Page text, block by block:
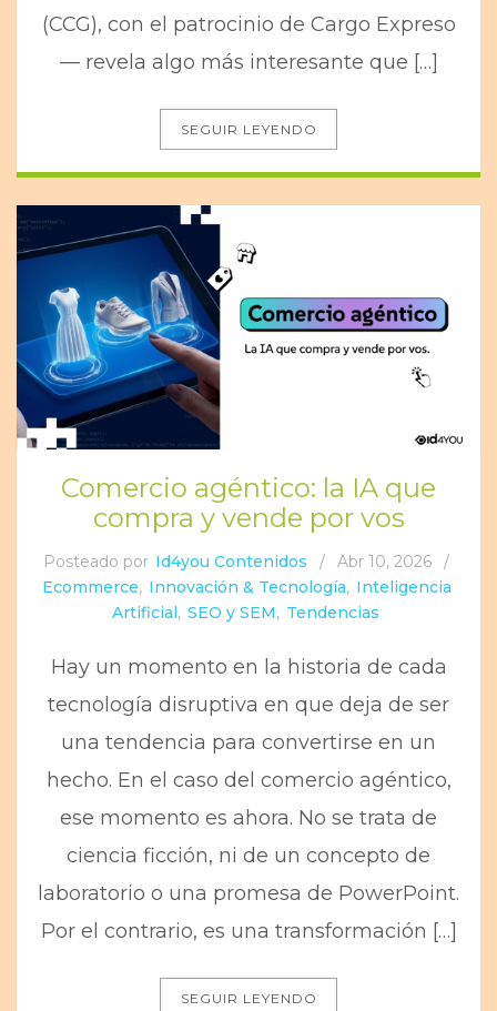
(CCG), con el patrocinio de Cargo Expreso
— revela algo más interesante que […]
SEGUIR LEYENDO
Comercio agéntico: la IA que
compra y vende por vos
Posteado por Id4you Contenidos / Abr 10, 2026
/
Ecommerce, Innovación & Tecnología, Inteligencia
Artificial, SEO y SEM, Tendencias
Hay un momento en la historia de cada
tecnología disruptiva en que deja de ser
una tendencia para convertirse en un
hecho. En el caso del comercio agéntico,
ese momento es ahora. No se trata de
ciencia ficción, ni de un concepto de
laboratorio o una promesa de PowerPoint.
Por el contrario, es una transformación […]
SEGUIR LEYENDO